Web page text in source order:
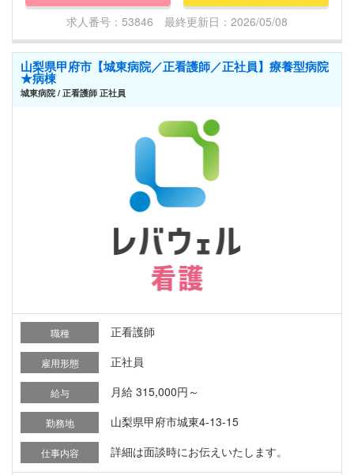
求人番号：53846 最終更新日：2026/05/08
山梨県甲府市【城東病院／正看護師／正社員】療養型病院
★病棟
城東病院 / 正看護師 正社員
職種 正看護師
雇用形態 正社員
給与 月給 315,000円～
勤務地 山梨県甲府市城東4-13-15
仕事内容 詳細は面談時にお伝えいたします。